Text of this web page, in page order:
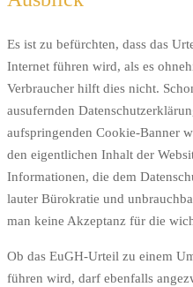
Es ist zu befürchten, dass das
Internet führen wird, als es
Verbraucher hilft dies nicht.
ausufernden
aufspringenden Cookie-Banner
den eigentlichen Inhalt der
Informationen, die dem
lauter Bürokratie und
man keine Akzeptanz für die
Ob das EuGH-Urteil zu einem
führen wird, darf ebenfalls